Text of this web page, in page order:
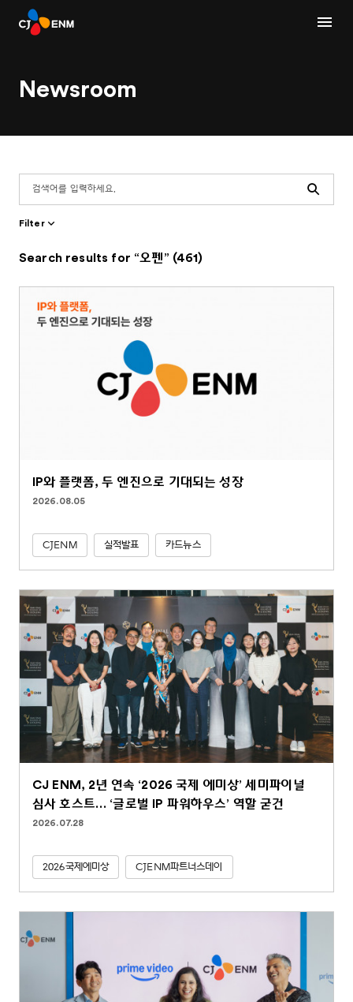
Newsroom
Search
Filter
Search results for “오펜” (461)
IP와 플랫폼, 두 엔진으로 기대되는 성장
2026.08.05
CJENM 실적발표 카드뉴스
CJ ENM, 2년 연속 ‘2026 국제 에미상’ 세미파이널
심사 호스트… ‘글로벌 IP 파워하우스’ 역할 굳건
2026.07.28
2026국제에미상 CJENM파트너스데이